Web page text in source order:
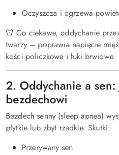
Oczyszcza i ogrzewa
🦷 Co ciekawe, oddychanie
twarzy – poprawia napięcie
kości policzkowe i łuki brwiowe.
2. Oddychanie a
bezdechowi
Bezdech senny (sleep apnea)
płytkie lub zbyt rzadkie. Skutki:
Przerywany sen